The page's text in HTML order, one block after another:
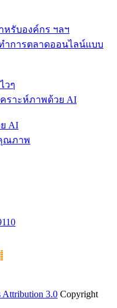
รับองค์กร ฯลฯ
วๆ
AI
Attribution 3.0 Copyright